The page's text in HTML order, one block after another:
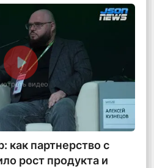
видео
как партнерство с
рост продукта и